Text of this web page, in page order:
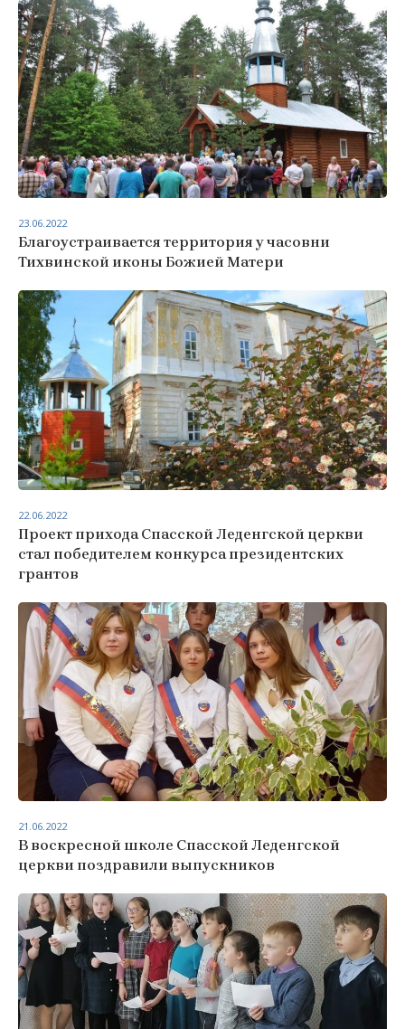
Благоустраивается территория у часовни
Тихвинской иконы Божией Матери
23.06.2022
Проект прихода Спасской Леденгской церкви
стал победителем конкурса президентских
грантов
22.06.2022
В воскресной школе Спасской Леденгской
церкви поздравили выпускников
21.06.2022